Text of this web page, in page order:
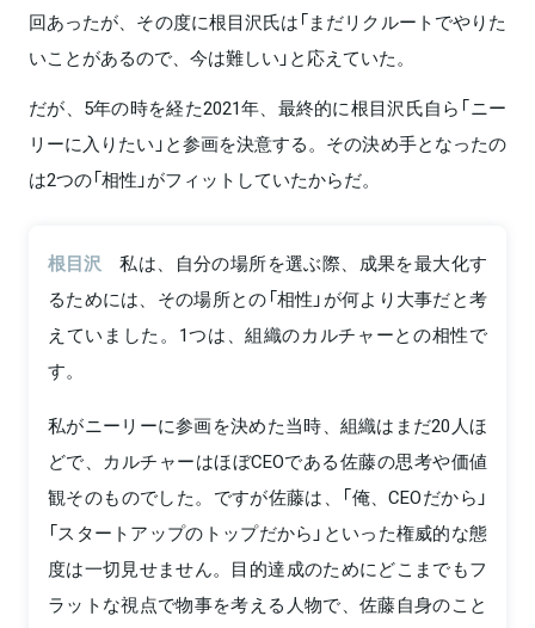
回あったが、その度に根目沢氏は「まだリクルートでやりた
いことがあるので、今は難しい」と応えていた。
だが、5年の時を経た2021年、最終的に根目沢氏自ら「ニー
リーに入りたい」と参画を決意する。その決め手となったの
は2つの「相性」がフィットしていたからだ。
根目沢
私は、自分の場所を選ぶ際、成果を最大化す
るためには、その場所との「相性」が何より大事だと考
えていました。1つは、組織のカルチャーとの相性で
す。
私がニーリーに参画を決めた当時、組織はまだ20人ほ
どで、カルチャーはほぼCEOである佐藤の思考や価値
観そのものでした。ですが佐藤は、「俺、CEOだから」
「スタートアップのトップだから」といった権威的な態
度は一切見せません。目的達成のためにどこまでもフ
ラットな視点で物事を考える人物で、佐藤自身のこと